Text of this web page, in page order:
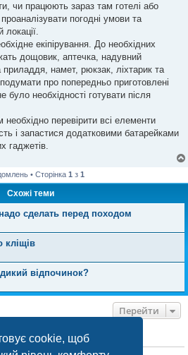
cookie, щоб
чи працюють зараз там готелі або
погодні умови та
локації.
екіпірування. До необхідних
дощовик, аптечка, надувний
намет, рюкзак, ліхтарик та
про попередньо приготовлені
необхідності готувати після
перевірити всі елементи
і запастися додатковими батарейками
гаджетів.
• Сторінка 1 з 1
Схожі теми
сделать перед походом
кліщів
відпочинок?
Перейти